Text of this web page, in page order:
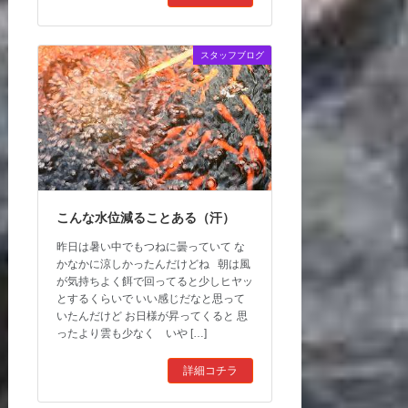
スタッフブログ
こんな水位減ることある（汗）
昨日は暑い中でもつねに曇っていて な
かなかに涼しかったんだけどね 朝は風
が気持ちよく餌で回ってると少しヒヤッ
とするくらいで いい感じだなと思って
いたんだけど お日様が昇ってくると 思
ったより雲も少なく いや […]
詳細コチラ